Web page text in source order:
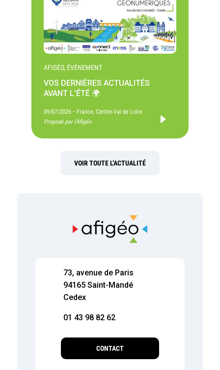
AFIGÉO, ÉVÈNEMENT
VOS DERNIÈRES ACTUALITÉS
AVANT L’ÉTÉ 🌍
09/07/2026 - France, Centre-Val de Loire
Proposé par l'Afigéo
VOIR TOUTE L’ACTUALITÉ
73, avenue de Paris
94165 Saint-Mandé
Cedex
01 43 98 82 62
CONTACT